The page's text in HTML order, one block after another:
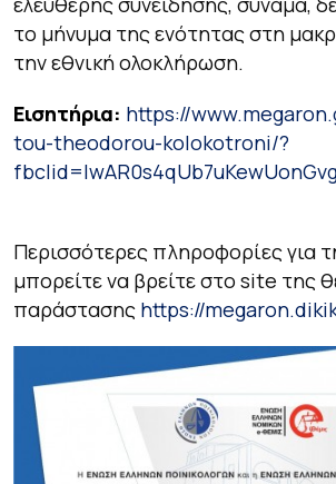
το μήνυμα της ενότητας στη
την εθνική ολοκλήρωση.
Εισητήρια: https://
tou-theodorou-kolokotroni/?
Περισσότερες πληροφορίες για
μπορείτε να βρείτε στο site της
παράστασης https://